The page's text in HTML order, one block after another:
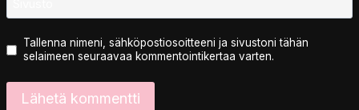
Tallenna nimeni, sähköpostiosoitteeni ja sivustoni tähän
selaimeen seuraavaa kommentointikertaa varten.